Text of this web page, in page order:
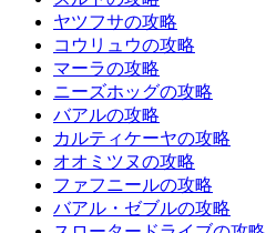
ヤツフサの攻略
コウリュウの攻略
マーラの攻略
ニーズホッグの攻略
バアルの攻略
カルティケーヤの攻略
オオミツヌの攻略
ファフニールの攻略
バアル・ゼブルの攻略